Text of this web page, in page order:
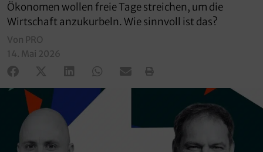
Ökonomen wollen freie Tage streichen, um die
Wirtschaft anzukurbeln. Wie sinnvoll ist das?
Von PRO
14. Mai 2026